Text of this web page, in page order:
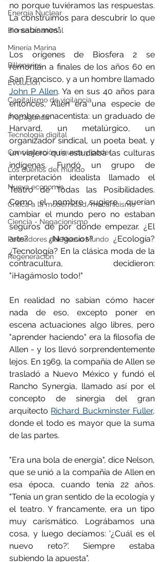
Energía Nuclear
Bienestar animal
Minería Marina
Billonarios
Evolución
Capitalismo de vigilancia
Propaganda
Tecnología digital
Concentración riqueza y poder
Los dueños del mundo
Nueva economía
Crítica a la modernidad/mecanicismo
Ciencia - Negacionismo
Pensadores del Nuevo Mundo
Regeneración
no porque tuviéramos las respuestas.
La construimos para descubrir lo que
no sabíamos".
Los orígenes de Biosfera 2 se
remontan a finales de los años 60 en
John P Allen. Ya en sus 40 años para
entonces, Allen era una especie de
hombre renacentista: un graduado de
Harvard, un metalúrgico, un
organizador sindical, un poeta beat, y
un viajero que estudiaba las culturas
indígenas. Fundó un grupo de
interpretación idealista llamado el
Teatro de Todas las Posibilidades.
Como el nombre sugiere, querían
cambiar el mundo pero no estaban
seguros de por dónde empezar. ¿El
arte? ¿Negocios? ¿Ecología?
¿Tecnología? En la clásica moda de la
contracultura, decidieron:
"¡Hagámoslo todo!"
En realidad no sabían cómo hacer
nada de eso, excepto poner en
escena actuaciones algo libres, pero
"aprender haciendo" era la filosofía de
Allen - y los llevó sorprendentemente
lejos. En 1969, la compañía de Allen se
trasladó a Nuevo México y fundó el
Rancho Synergia, llamado así por el
concepto de sinergia del gran
arquitecto Richard Buckminster Fuller,
donde el todo es mayor que la suma
de las partes.
"Era una bola de energía", dice Nelson,
que se unió a la compañía de Allen en
esa época, cuando tenía 22 años.
"Tenía un gran sentido de la ecología y
el teatro. Y francamente, era un tipo
muy carismático. Lográbamos una
cosa, y luego decíamos: '¿Cuál es el
nuevo reto?'. Siempre estaba
subiendo la apuesta".